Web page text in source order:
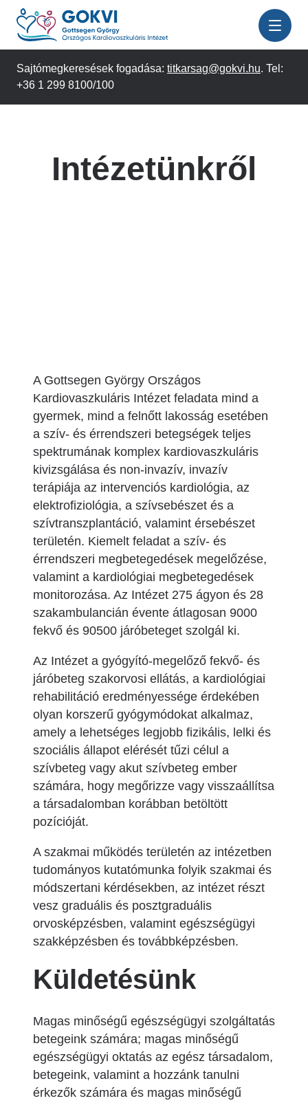
Ugrás
tartalomra
Sajtómegkeresések fogadása: titkarsag@gokvi.hu. Tel:
+36 1 299 8100/100
Intézetünkről
A Gottsegen György Országos
Kardiovaszkuláris Intézet feladata mind a
gyermek, mind a felnőtt lakosság esetében
a szív- és érrendszeri betegségek teljes
spektrumának komplex kardiovaszkuláris
kivizsgálása és non-invazív, invazív
terápiája az intervenciós kardiológia, az
elektrofiziológia, a szívsebészet és a
szívtranszplantáció, valamint érsebészet
területén. Kiemelt feladat a szív- és
érrendszeri megbetegedések megelőzése,
valamint a kardiológiai megbetegedések
monitorozása. Az Intézet 275 ágyon és 28
szakambulancián évente átlagosan 9000
fekvő és 90500 járóbeteget szolgál ki.
Az Intézet a gyógyító-megelőző fekvő- és
járóbeteg szakorvosi ellátás, a kardiológiai
rehabilitáció eredményessége érdekében
olyan korszerű gyógymódokat alkalmaz,
amely a lehetséges legjobb fizikális, lelki és
szociális állapot elérését tűzi célul a
szívbeteg vagy akut szívbeteg ember
számára, hogy megőrizze vagy visszaállítsa
a társadalomban korábban betöltött
pozícióját.
A szakmai működés területén az intézetben
tudományos kutatómunka folyik szakmai és
módszertani kérdésekben, az intézet részt
vesz graduális és posztgraduális
orvosképzésben, valamint egészségügyi
szakképzésben és továbbképzésben.
Küldetésünk
Magas minőségű egészségügyi szolgáltatás
betegeink számára; magas minőségű
egészségügyi oktatás az egész társadalom,
betegeink, valamint a hozzánk tanulni
érkezők számára és magas minőségű